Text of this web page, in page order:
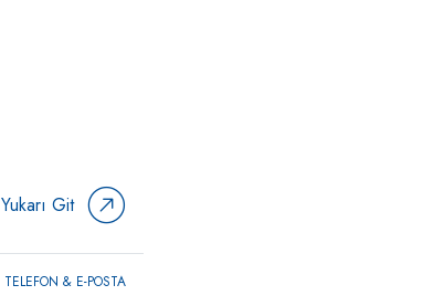
Yukarı Git
TELEFON & E-POSTA